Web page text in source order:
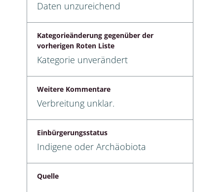
Daten unzureichend
Kategorieänderung gegenüber der
vorherigen Roten Liste
Kategorie unverändert
Weitere Kommentare
Verbreitung unklar.
Einbürgerungsstatus
Indigene oder Archäobiota
Quelle